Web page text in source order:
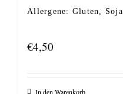
Allergene: Gluten, Soja
€4,50
In den Warenkorb